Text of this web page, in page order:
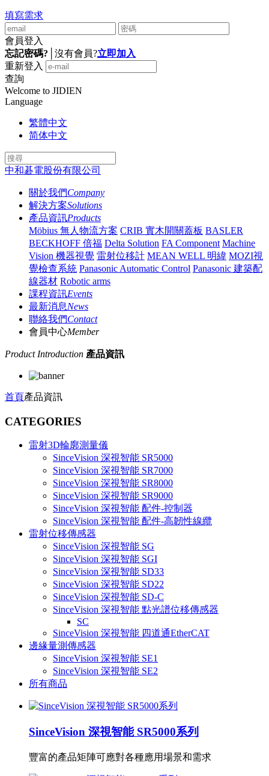
填寫需求
會員登入
忘記密碼?
沒有會員?立即加入
重新登入
查詢
Welcome to JIDIEN
Language
繁體中文
简体中文
中和碁電股份有限公司
關於我們Company
解決方案Solutions
產品資訊Products
Möbius 無人物流方案 CRIB 實木開關蓋板 BASLER
BECKHOFF 倍福 Delta Solution FA Component Machine
Vision 機器視覺 雷射位移計 MEAN WELL 明緯 MOZI視
覺檢查系統 Panasonic Automatic Control Panasonic 建築配
線器材 Robotic arms
課程資訊Events
最新消息News
聯絡我們Contact
會員中心Member
Product Introduction 產品資訊
首頁產品資訊
CATEGORIES
雷射3D輪廓測量儀
SinceVision 深視智能 SR5000
SinceVision 深視智能 SR7000
SinceVision 深視智能 SR8000
SinceVision 深視智能 SR9000
SinceVision 深視智能 配件-控制器
SinceVision 深視智能 配件-高韌性線纜
雷射位移傳感器
SinceVision 深視智能 SG
SinceVision 深視智能 SGI
SinceVision 深視智能 SD33
SinceVision 深視智能 SD22
SinceVision 深視智能 SD-C
SinceVision 深視智能 點光譜位移傳感器
SC
SinceVision 深視智能 四道通EtherCAT
邊緣量測傳感器
SinceVision 深視智能 SE1
SinceVision 深視智能 SE2
所有商品
SinceVision 深視智能 SR5000系列
豐富的產品矩陣可應對各種應用場景和需求